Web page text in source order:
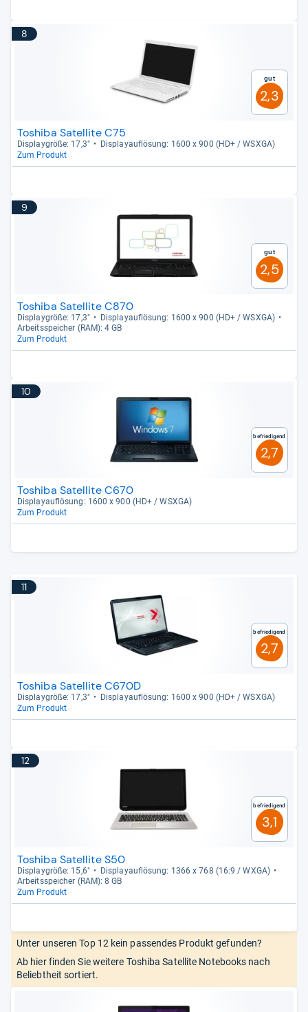
8
Gut
2,3
Toshiba Satellite C75
Dis­play­größe: 17,3"
Dis­pla­yauf­lö­sung: 1600 x 900 (HD+ / WSXGA)
Zum Produkt
9
Gut
2,5
Toshiba Satellite C870
Dis­play­größe: 17,3"
Dis­pla­yauf­lö­sung: 1600 x 900 (HD+ / WSXGA)
Arbeitsspei­cher (RAM): 4 GB
Zum Produkt
10
Befriedigend
2,7
Toshiba Satellite C670
Dis­pla­yauf­lö­sung: 1600 x 900 (HD+ / WSXGA)
Zum Produkt
11
Befriedigend
2,7
Toshiba Satellite C670D
Dis­play­größe: 17,3"
Dis­pla­yauf­lö­sung: 1600 x 900 (HD+ / WSXGA)
Zum Produkt
12
Befriedigend
3,1
Toshiba Satellite S50
Dis­play­größe: 15,6"
Dis­pla­yauf­lö­sung: 1366 x 768 (16:9 / WXGA)
Arbeitsspei­cher (RAM): 8 GB
Zum Produkt
Unter unseren Top 12 kein passendes Produkt gefunden?
Ab hier finden Sie weitere Toshiba Satellite Notebooks nach
Beliebtheit sortiert.